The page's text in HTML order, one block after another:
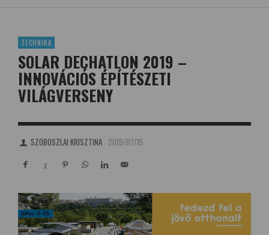
TECHNIKA
SOLAR DECHATLON 2019 –
INNOVÁCIÓS ÉPÍTÉSZETI
VILÁGVERSENY
SZOBOSZLAI KRISZTINA 2019/07/15